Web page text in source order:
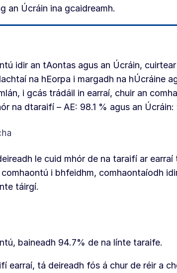
an Úcráin ina gcaidreamh.
idir an tAontas agus an Úcráin,
na hEorpa i margadh na hÚcráine
i gcás trádáil in earraí, chuir an
na dtaraifí – AE: 98.1 % agus an Úcráin:
le cuid mhór de na taraifí ar earraí
i bhfeidhm, comhaontaíodh
táirgí.
baineadh 94.7% de na línte taraife.
earraí, tá deireadh fós á chur de réir a